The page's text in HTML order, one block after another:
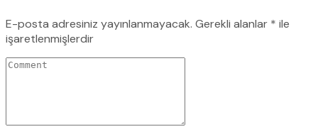
E-posta adresiniz yayınlanmayacak. Gerekli alanlar * ile
işaretlenmişlerdir